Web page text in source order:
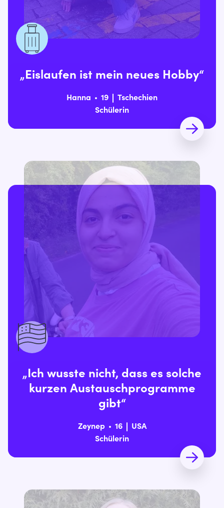
„Eislaufen ist mein neues Hobby“
Hanna 19
Tschechien
Schülerin
„Ich wusste nicht, dass es solche
kurzen Austauschprogramme
gibt“
Zeynep 16
USA
Schülerin